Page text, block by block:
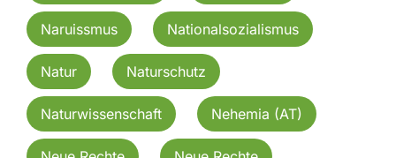
Naruissmus Nationalsozialismus
Natur Naturschutz
Naturwissenschaft Nehemia (AT)